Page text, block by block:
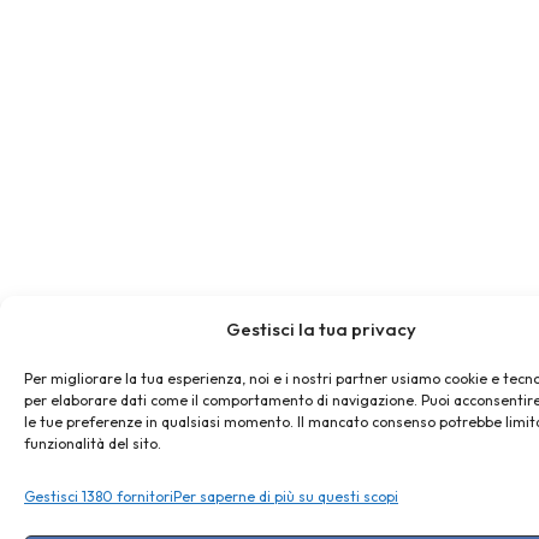
Gestisci la tua privacy
Per migliorare la tua esperienza, noi e i nostri partner usiamo cookie e
per elaborare dati come il comportamento di navigazione. Puoi
le tue preferenze in qualsiasi momento. Il mancato consenso potrebbe
funzionalità del sito.
Gestisci 1380 fornitoriPer saperne di più su questi scopi